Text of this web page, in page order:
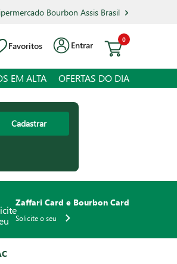
Bourbon Assis Brasil
Favoritos Entrar
0
EM ALTA OFERTAS DO DIA
Cadastrar
Zaffari Card e Bourbon Card
Solicite o seu